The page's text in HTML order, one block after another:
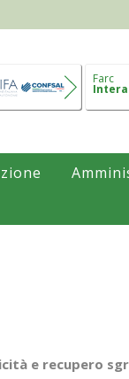
Farc
e recupero